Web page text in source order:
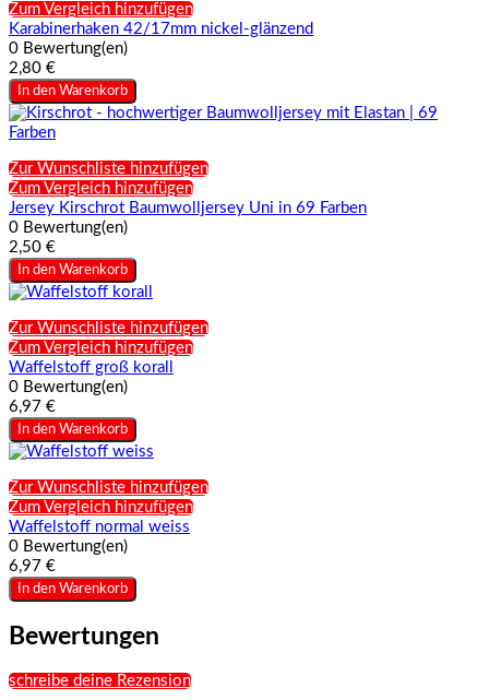
Zum Vergleich hinzufügen
Karabinerhaken 42/17mm nickel-glänzend
0 Bewertung(en)
2,80 €
In den Warenkorb
Zur Wunschliste hinzufügen
Zum Vergleich hinzufügen
Jersey Kirschrot Baumwolljersey Uni in 69 Farben
0 Bewertung(en)
2,50 €
In den Warenkorb
Zur Wunschliste hinzufügen
Zum Vergleich hinzufügen
Waffelstoff groß korall
0 Bewertung(en)
6,97 €
In den Warenkorb
Zur Wunschliste hinzufügen
Zum Vergleich hinzufügen
Waffelstoff normal weiss
0 Bewertung(en)
6,97 €
In den Warenkorb
Bewertungen
schreibe deine Rezension